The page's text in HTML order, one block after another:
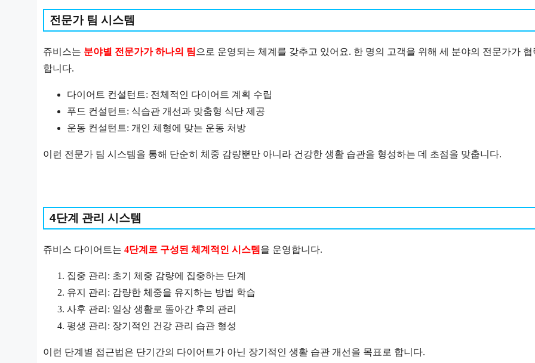
전문가 팀 시스템
쥬비스는 분야별 전문가가 하나의 팀 으로 운영되는 체계를 갖추고 있어요. 한 명의 고객을 위해 세 분야의 전문가가 협
합니다.
다이어트 컨설턴트: 전체적인 다이어트 계획 수립
푸드 컨설턴트: 식습관 개선과 맞춤형 식단 제공
운동 컨설턴트: 개인 체형에 맞는 운동 처방
이런 전문가 팀 시스템을 통해 단순히 체중 감량뿐만 아니라 건강한 생활 습관을 형성하는 데 초점을 맞춥니다.
4단계 관리 시스템
쥬비스 다이어트는 4단계로 구성된 체계적인 시스템 을 운영합니다.
집중 관리: 초기 체중 감량에 집중하는 단계
유지 관리: 감량한 체중을 유지하는 방법 학습
사후 관리: 일상 생활로 돌아간 후의 관리
평생 관리: 장기적인 건강 관리 습관 형성
이런 단계별 접근법은 단기간의 다이어트가 아닌 장기적인 생활 습관 개선을 목표로 합니다.